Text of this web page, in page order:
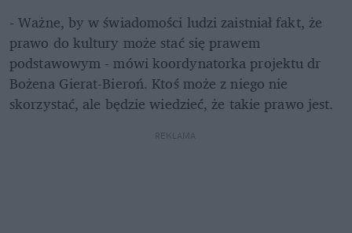
- Ważne, by w świadomości ludzi zaistniał fakt, że
prawo do kultury może stać się prawem
podstawowym - mówi koordynatorka projektu dr
Bożena Gierat-Bieroń. Ktoś może z niego nie
skorzystać, ale będzie wiedzieć, że takie prawo jest.
REKLAMA